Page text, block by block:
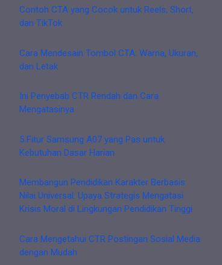
Contoh CTA yang Cocok untuk Reels, Short,
dan TikTok
Cara Mendesain Tombol CTA: Warna, Ukuran,
dan Letak
Ini Penyebab CTR Rendah dan Cara
Mengatasinya
5 Fitur Samsung A07 yang Pas untuk
Kebutuhan Dasar Harian
Membangun Pendidikan Karakter Berbasis
Nilai Universal: Upaya Strategis Mengatasi
Krisis Moral di Lingkungan Pendidikan Tinggi
Cara Mengetahui CTR Postingan Sosial Media
dengan Mudah